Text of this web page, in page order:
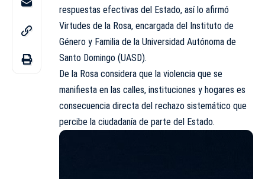
respuestas efectivas del Estado, así lo afirmó
Virtudes de la Rosa, encargada del Instituto de
Género y Familia de la Universidad Autónoma de
Santo Domingo (UASD).
De la Rosa considera que la violencia que se
manifiesta en las calles, instituciones y hogares es
consecuencia directa del rechazo sistemático que
percibe la ciudadanía de parte del Estado.